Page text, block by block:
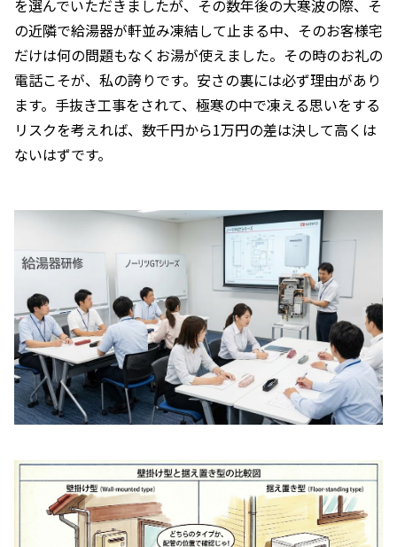
を選んでいただきましたが、その数年後の大寒波の際、そ
の近隣で給湯器が軒並み凍結して止まる中、そのお客様宅
だけは何の問題もなくお湯が使えました。その時のお礼の
電話こそが、私の誇りです。安さの裏には必ず理由があり
ます。手抜き工事をされて、極寒の中で凍える思いをする
リスクを考えれば、数千円から1万円の差は決して高くは
ないはずです。